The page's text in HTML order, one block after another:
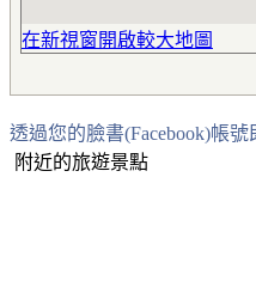
在新視窗開啟較大地圖
透過您的臉書(Facebook)帳
附近的旅遊景點